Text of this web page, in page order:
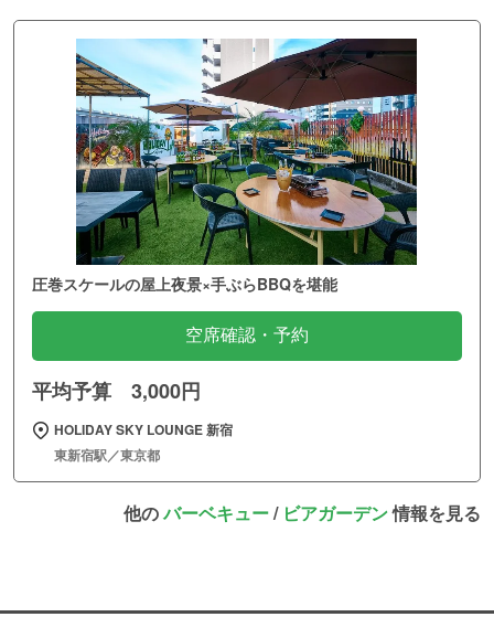
圧巻スケールの屋上夜景×手ぶらBBQを堪能
空席確認・予約
平均予算 3,000円
HOLIDAY SKY LOUNGE 新宿
東新宿駅／東京都
他のバーベキュー/ ビアガーデン情報を見る